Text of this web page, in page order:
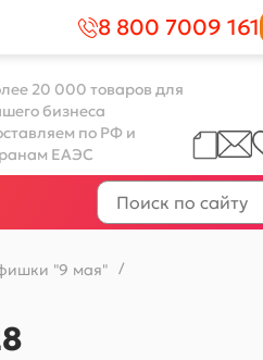
8 800 7009 161
20 000 товаров для
бизнеса
по РФ и
ЕАЭС
"9 мая"
/